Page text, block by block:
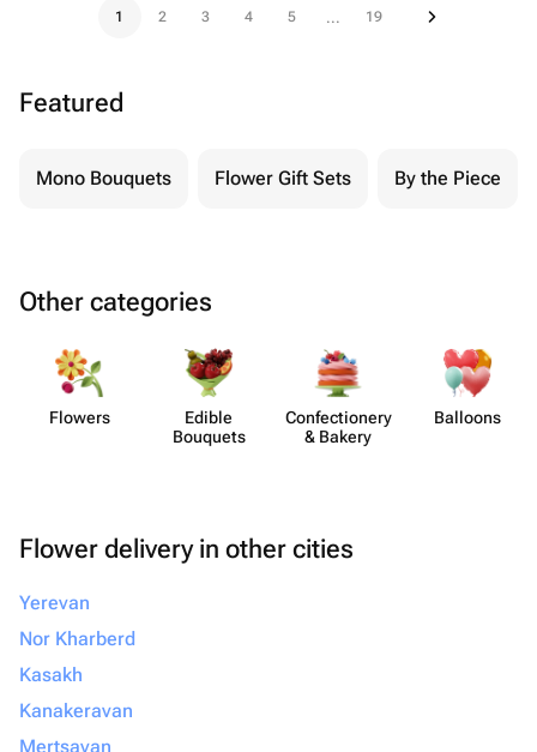
1 2 3 4 5 ... 19
Featured
Mono Bouquets Flower Gift Sets By the Piece
Other categories
Flowers
Edible
Bouquets
Confect​ionery
& Bakery
Balloons
Flower delivery in other cities
Yerevan
Nor Kharberd
Kasakh
Kanakeravan
Mertsavan